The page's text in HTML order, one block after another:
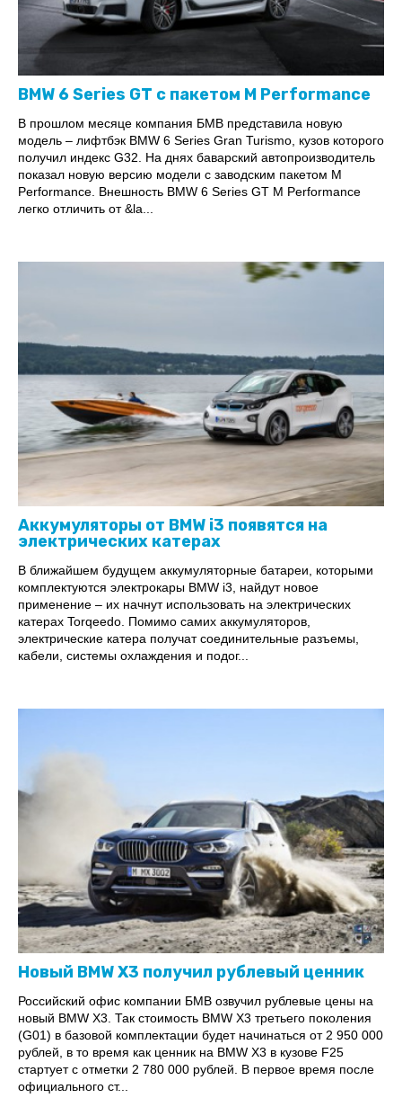
BMW 6 Series GT с пакетом M Performance
В прошлом месяце компания БМВ представила новую
модель – лифтбэк BMW 6 Series Gran Turismo, кузов которого
получил индекс G32. На днях баварский автопроизводитель
показал новую версию модели с заводским пакетом M
Performance. Внешность BMW 6 Series GT M Performance
легко отличить от &la...
Аккумуляторы от BMW i3 появятся на
электрических катерах
В ближайшем будущем аккумуляторные батареи, которыми
комплектуются электрокары BMW i3, найдут новое
применение – их начнут использовать на электрических
катерах Torqeedo. Помимо самих аккумуляторов,
электрические катера получат соединительные разъемы,
кабели, системы охлаждения и подог...
Новый BMW X3 получил рублевый ценник
Российский офис компании БМВ озвучил рублевые цены на
новый BMW X3. Так стоимость BMW X3 третьего поколения
(G01) в базовой комплектации будет начинаться от 2 950 000
рублей, в то время как ценник на BMW X3 в кузове F25
стартует с отметки 2 780 000 рублей. В первое время после
официального ст...